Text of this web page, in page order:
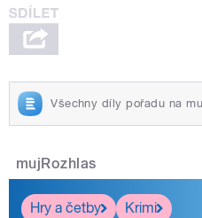
Všechny díly pořadu na
mujRozhlas
Hry a četby
Krimi